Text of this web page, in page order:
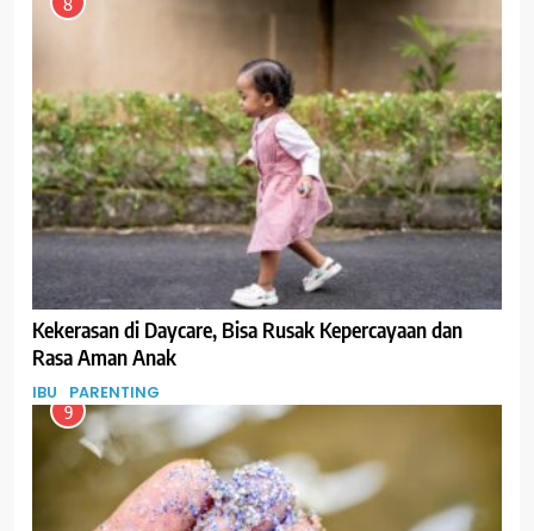
Kekerasan di Daycare, Bisa Rusak Kepercayaan dan
Rasa Aman Anak
IBU PARENTING
9